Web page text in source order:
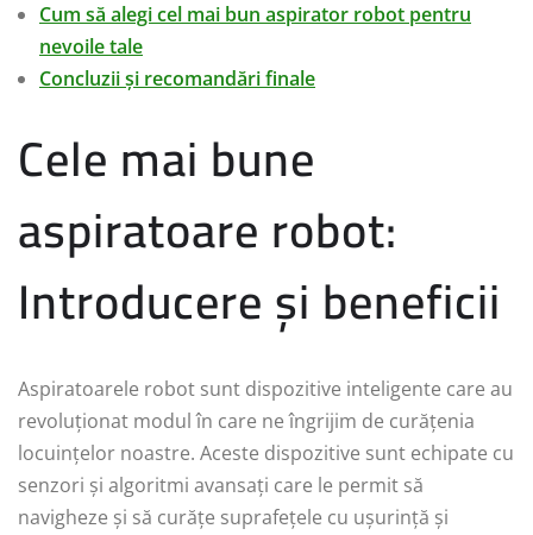
Cum să alegi cel mai bun aspirator robot pentru
nevoile tale
Concluzii și recomandări finale
Cele mai bune
aspiratoare robot:
Introducere și beneficii
Aspiratoarele robot sunt dispozitive inteligente care au
revoluționat modul în care ne îngrijim de curățenia
locuințelor noastre. Aceste dispozitive sunt echipate cu
senzori și algoritmi avansați care le permit să
navigheze și să curățe suprafețele cu ușurință și